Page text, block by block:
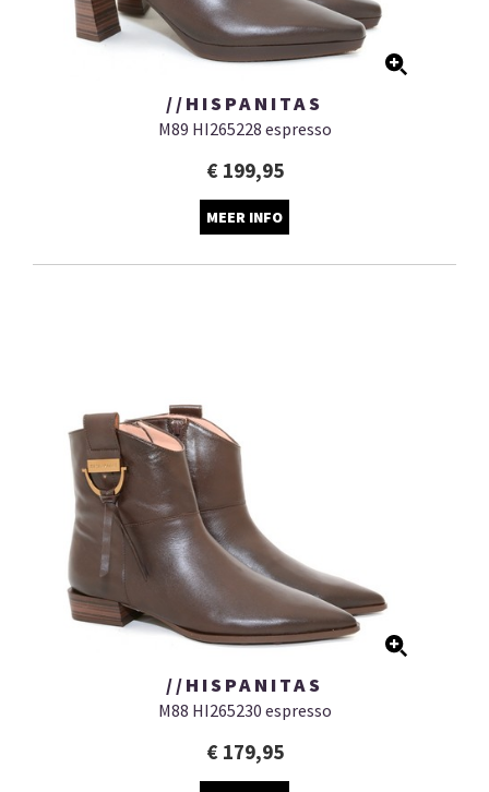
//HISPANITAS
M89 HI265228 espresso
€ 199,95
MEER INFO
//HISPANITAS
M88 HI265230 espresso
€ 179,95